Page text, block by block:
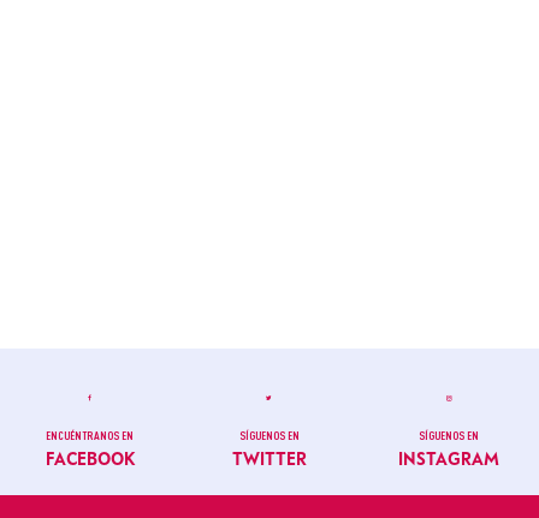
ENCUÉNTRANOS EN
FACEBOOK
SÍGUENOS EN
TWITTER
SÍGUENOS EN
INSTAGRAM